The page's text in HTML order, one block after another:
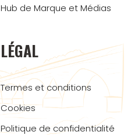
Hub de Marque et Médias
LÉGAL
Termes et conditions
Cookies
Politique de confidentialité